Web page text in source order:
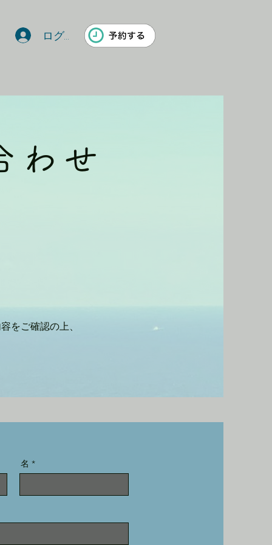
ログイン
わせ
をご確認の上、
名